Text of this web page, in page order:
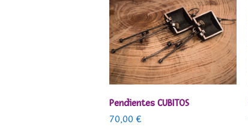
AÑADIR AL CARRITO
Pendientes CUBITOS
70,00 €